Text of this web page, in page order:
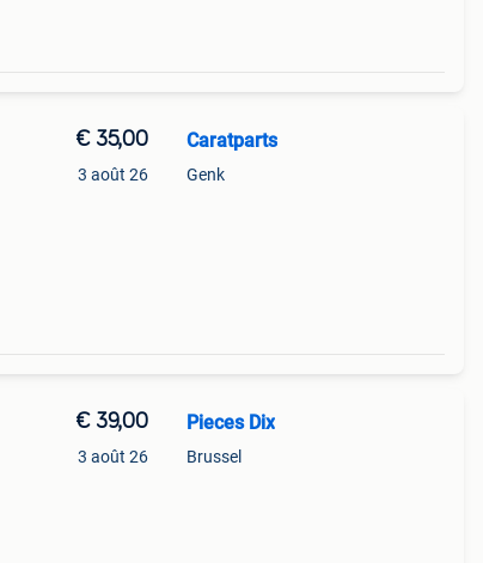
€ 35,00
3 août 26
Caratparts
Genk
€ 39,00
3 août 26
Pieces Dix
Brussel